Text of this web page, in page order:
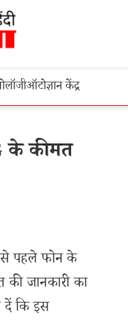
ऑटोज्ञान केंद्र
के कीमत
से पहले फोन के
जानकारी का
दें कि इस